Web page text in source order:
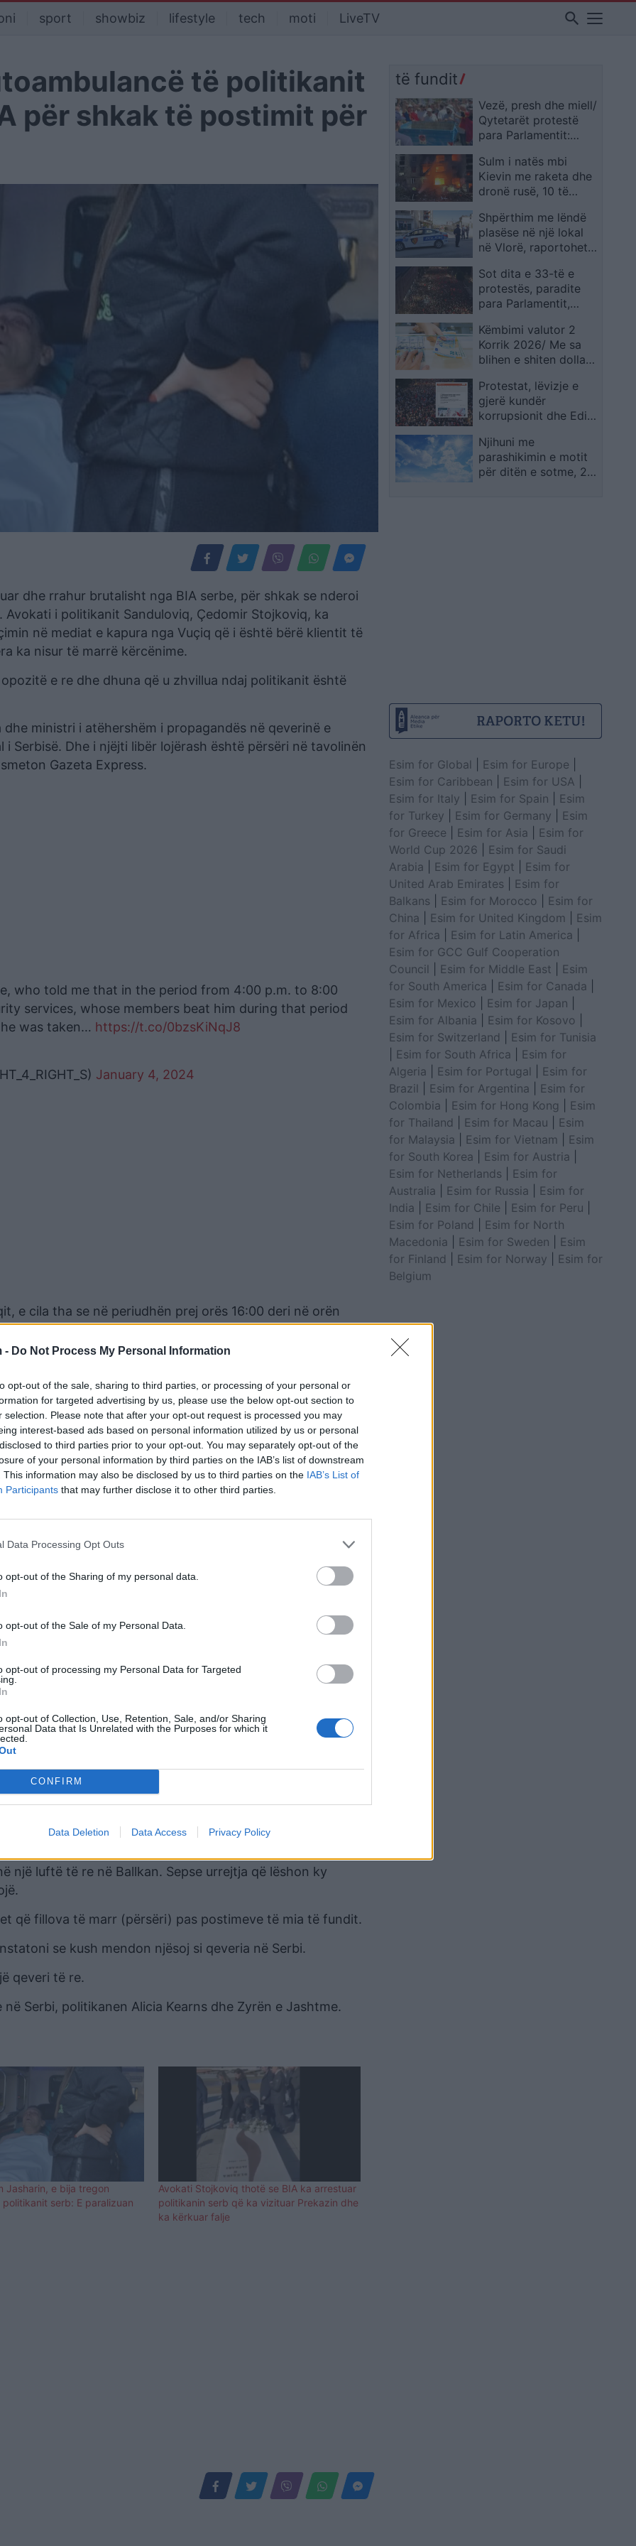
- Do Not Process My Personal Information
opt-out of the sale, sharing to third parties, or processing of your personal or
for targeted advertising by us, please use the below opt-out section to
selection. Please note that after your opt-out request is processed you may
interest-based ads based on personal information utilized by us or personal
to third parties prior to your opt-out. You may separately opt-out of the
of your personal information by third parties on the IAB’s list of downstream
This information may also be disclosed by us to third parties on the IAB’s List of
Participants that may further disclose it to other third parties.
Data Processing Opt Outs
opt-out of the Sharing of my personal data.
opt-out of the Sale of my Personal Data.
opt-out of processing my Personal Data for Targeted
opt-out of Collection, Use, Retention, Sale, and/or Sharing
Data that Is Unrelated with the Purposes for which it
CONFIRM
Data Deletion Data Access Privacy Policy
sport showbiz lifestyle tech moti LiveTV search
të politikanit
për shkak të postimit për
dhe rrahur brutalisht nga BIA serbe, për shkak se nderoi
i politikanit Sanduloviq, Çedomir Stojkoviq, ka
në mediat e kapura nga Vuçiq që i është bërë klientit të
ka nisur të marrë kërcënime.
e re dhe dhuna që u zhvillua ndaj politikanit është
ministri i atëhershëm i propagandës në qeverinë e
Serbisë. Dhe i njëjti libër lojërash është përsëri në tavolinën
Gazeta Express.
who told me that in the period from 4:00 p.m. to 8:00
services, whose members beat him during that period
was taken… https://t.co/0bzsKiNqJ8
January 4, 2024
e cila tha se në periudhën prej orës 16:00 deri në orën
e sigurimit, pjesëtarët e të cilëve e rrahën gjatë asaj
dhoma e tyre u dërgua në spitalin ushtarak VMA, ku u
njoftim për familjen ose avokatët e tij. Një ambulancë e
e lojërave dhe skenarin e Millosheviqit:
(që ndodhi dje pak para se të arrestohej)
tortura ndaj një personi për të cilin publiku nuk do të
si terrorist (që është pikërisht ajo që ndodhi dje)
veçanërisht në kohën kur Aleksandar Vuçiq ishte
Millosheviqit në vitet 1998-2000, me ç’rast ai shënoi dhe
dhe rezistencës politike ndaj Millosheviqit., (të cilës i
dhe na rrihnin pjesëtarët e shërbimit të Millosheviqit, dhe
Millosheviqi na etiketoi si terroristë.
ministri i atëhershëm i propagandës në qeverinë e
Serbisë. Dhe i njëjti libër lojërash është përsëri në tavolinën
e Millosheviqit:
të njëjtën arsye: pasi dy ditë më parë në këtë rrjet social
të familjes shqiptare Jashari në Kosovë në vitin
do të sjellë paqe në Ballkan, mbani mend këto fjalë:
një luftë të re në Ballkan. Sepse urrejtja që lëshon ky
që fillova të marr (përsëri) pas postimeve të mia të fundit.
se kush mendon njësoj si qeveria në Serbi.
qeveri të re.
Serbi, politikanen Alicia Kearns dhe Zyrën e Jashtme.
Jasharin, e bija tregon
serb: E paralizuan
Avokati Stojkoviq thotë se BIA ka arrestuar
politikanin serb që ka vizituar Prekazin dhe
ka kërkuar falje
të fundit
Vezë, presh dhe miell/
Qytetarët protestë
para Parlamentit:
zgjohemi
Sulm i natës mbi
Kievin me raketa dhe
dronë rusë, 10 të
lënduar
Shpërthim me lëndë
plasëse në një lokal
në Vlorë, raportohet
materiale
Sot dita e 33-të e
protestës, paradite
para Parlamentit,
Kryeministrisë!
Dorëheqje e
panegociueshme e
Këmbimi valutor 2
Korrik 2026/ Me sa
blihen e shiten dollari
me monedhat e tjera
Protestat, lëvizje e
gjerë kundër
korrupsionit dhe Edi
gjermane “Der
Spiegel”: Zemërimi jo
kundër Trump apo
Njihuni me
parashikimin e motit
për ditën e sotme, 2
Esim for Global Esim for Europe
Esim for Caribbean
Esim for USA
Esim for Italy
Esim for Spain
Esim
for Turkey
Esim for Germany
Esim
for Greece
Esim for Asia
Esim for
World Cup 2026
Esim for Saudi
Arabia
Esim for Egypt
Esim for
United Arab Emirates
Esim for
Balkans
Esim for Morocco
Esim for
China
Esim for United Kingdom
Esim
for Africa
Esim for Latin America
Esim for GCC Gulf Cooperation
Council
Esim for Middle East
Esim
for South America
Esim for Canada
Esim for Mexico
Esim for Japan
Esim for Albania
Esim for Kosovo
Esim for Switzerland
Esim for Tunisia
Esim for South Africa
Esim for
Algeria
Esim for Portugal
Esim for
Brazil
Esim for Argentina
Esim for
Colombia
Esim for Hong Kong
Esim
for Thailand
Esim for Macau
Esim
for Malaysia
Esim for Vietnam
Esim
for South Korea
Esim for Austria
Esim for Netherlands
Esim for
Australia
Esim for Russia
Esim for
India
Esim for Chile Esim for Peru
Esim for Poland
Esim for North
Macedonia
Esim for Sweden
Esim
for Finland
Esim for Norway
Esim for
Belgium